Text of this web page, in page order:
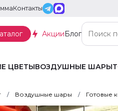
Контакты
АкцииБлог
ЦВЕТЫВОЗДУШНЫЕ ШАРЫ
Воздушные шары Готовые